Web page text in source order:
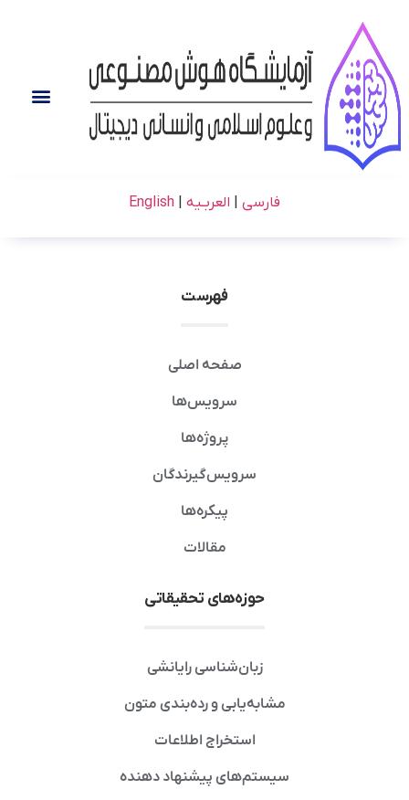
فارسی العربـیه English
فهرست
صفحه اصلی
سرویس‌ها
پروژه‌ها
سرویس‌گیرندگان
پیکره‌ها
مقالات
حوزه‌های تحقیقاتی
زبان‌شناسی رایانشی
مشابه‌یابی و رده‌بندی متون
استخراج اطلاعات
سیستم‌های پیشنهاد دهنده